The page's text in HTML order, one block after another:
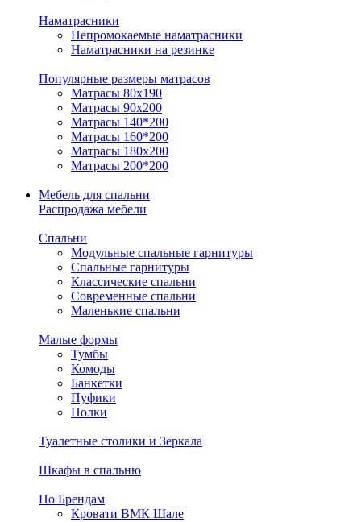
Наматрасники
Непромокаемые наматрасники
Наматрасники на резинке
Популярные размеры матрасов
Матрасы 80x190
Матрасы 90x200
Матрасы 140*200
Матрасы 160*200
Матрасы 180x200
Матрасы 200*200
Мебель для спальни
Распродажа мебели
Спальни
Модульные спальные гарнитуры
Спальные гарнитуры
Классические спальни
Современные спальни
Маленькие спальни
Малые формы
Тумбы
Комоды
Банкетки
Пуфики
Полки
Туалетные столики и Зеркала
Шкафы в спальню
По Брендам
Кровати ВМК Шале